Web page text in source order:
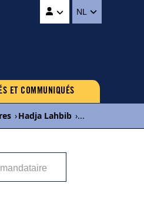
NL
ET COMMUNIQUÉS
›Hadja Lahbib ›...